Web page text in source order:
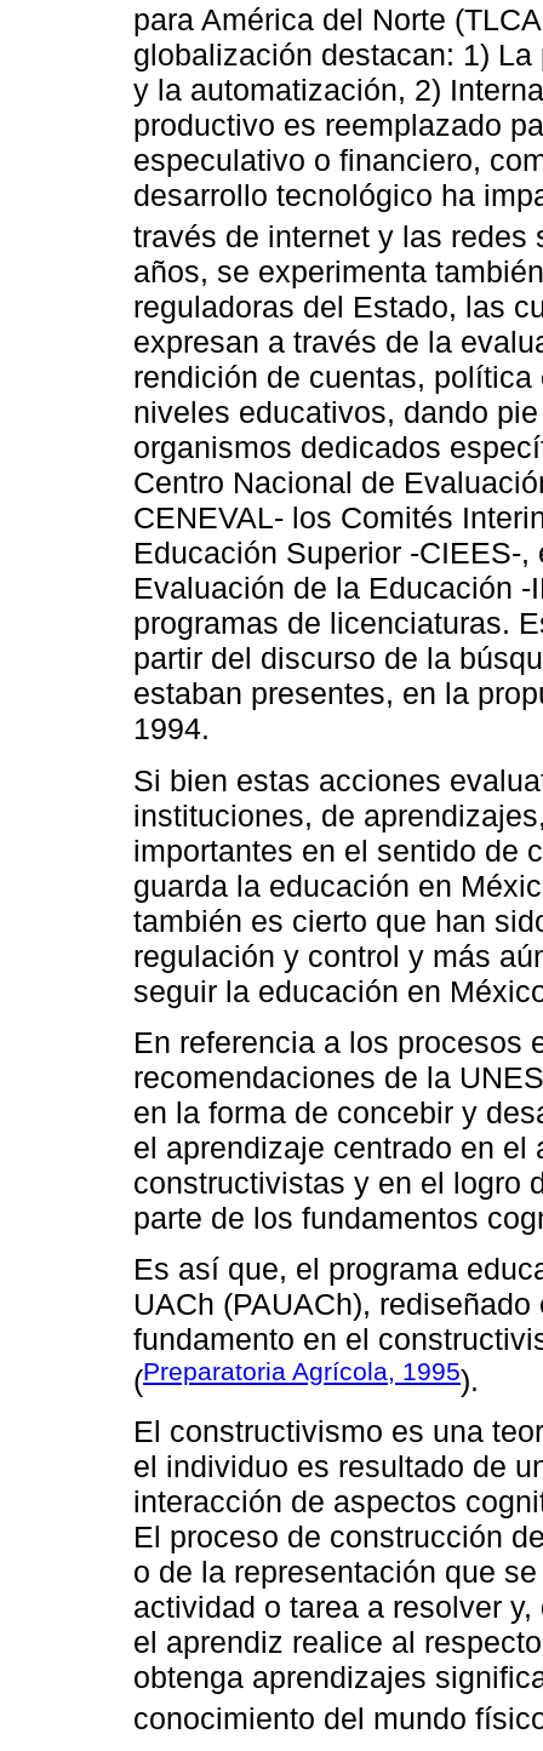
para América del Norte
globalización destacan: 1)
y la automatización, 2)
productivo es reemplazado
especulativo o financiero,
desarrollo tecnológico ha
través de internet y las redes
años, se experimenta
reguladoras del Estado, las
expresan a través de la
rendición de cuentas,
niveles educativos, dando
organismos dedicados
Centro Nacional de
CENEVAL- los Comités
Educación Superior -CIEES-
Evaluación de la Educación
programas de licenciaturas.
partir del discurso de la
estaban presentes, en la
1994.
Si bien estas acciones
instituciones, de
importantes en el sentido de
guarda la educación en
también es cierto que han
regulación y control y más
seguir la educación en
En referencia a los procesos
recomendaciones de la
en la forma de concebir y
el aprendizaje centrado en
constructivistas y en el logro
parte de los fundamentos
Es así que, el programa
UACh (PAUACh),
fundamento en el
(Preparatoria Agrícola, 1995).
El constructivismo es una
el individuo es resultado de
interacción de aspectos
El proceso de construcción
o de la representación que
actividad o tarea a resolver
el aprendiz realice al
obtenga aprendizajes
conocimiento del mundo